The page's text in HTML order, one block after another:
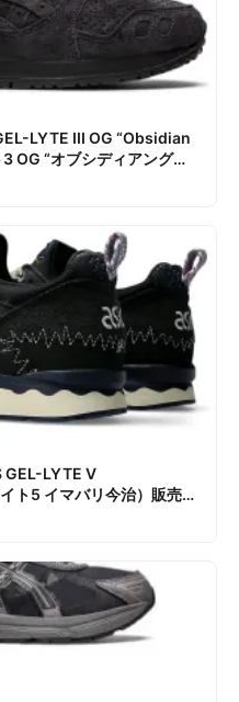
LYTE III OG “Obsidian
OG “オブシディアングレ
GEL-LYTE V
ト5 イマバリ今治）販売/